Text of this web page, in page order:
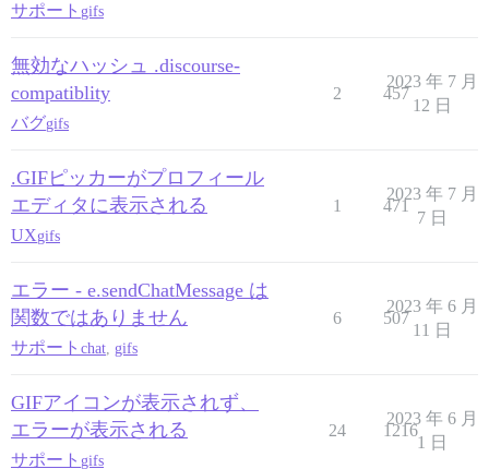
サポート gifs
無効なハッシュ .discourse-
compatiblity
バグgifs
2 457
2023 年 7 月
12 日
.GIFピッカーがプロフィール
エディタに表示される
UXgifs
1 471
2023 年 7 月
7 日
エラー - e.sendChatMessage は
関数ではありません
サポート chat gifs
6 507
2023 年 6 月
11 日
GIFアイコンが表示されず、
エラーが表示される
サポート gifs
24 1216
2023 年 6 月
1 日